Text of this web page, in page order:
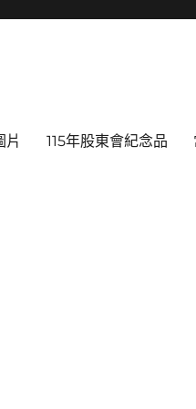
片 115年股東會紀念品